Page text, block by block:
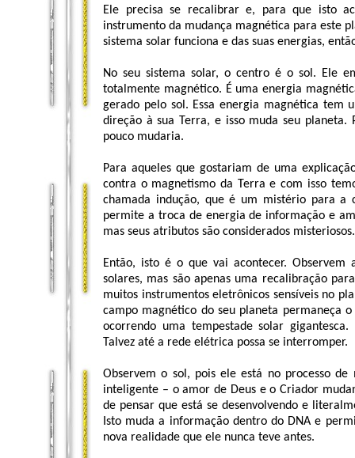
Ele precisa se recalibrar e, para que isto
instrumento da mudança magnética para este
sistema solar funciona e das suas energias,
No seu sistema solar, o centro é o sol. Ele
totalmente magnético. É uma energia
gerado pelo sol. Essa energia magnética tem
direção à sua Terra, e isso muda seu
pouco mudaria.
Para aqueles que gostariam de uma
contra o magnetismo da Terra e com isso
chamada indução, que é um mistério para a
permite a troca de energia de informação e
mas seus atributos são considerados misteriosos.
Então, isto é o que vai acontecer. Observem
solares, mas são apenas uma recalibração
muitos instrumentos eletrônicos sensíveis no
campo magnético do seu planeta permaneça
ocorrendo uma tempestade solar
Talvez até a rede elétrica possa se interromper.
Observem o sol, pois ele está no processo
inteligente – o amor de Deus e o Criador
de pensar que está se desenvolvendo e
Isto muda a informação dentro do DNA e
nova realidade que ele nunca teve antes.